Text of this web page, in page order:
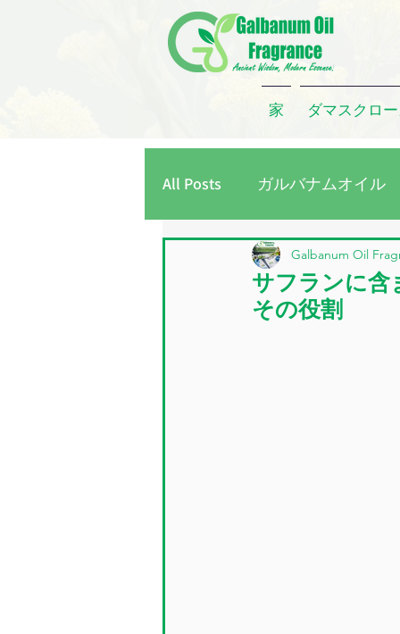
家 ダマスクロ
All Posts ガルバナムオイル
レモングラスオイル タ
ローズコンクリート
サフランに含
その役割
Galbanum Oil